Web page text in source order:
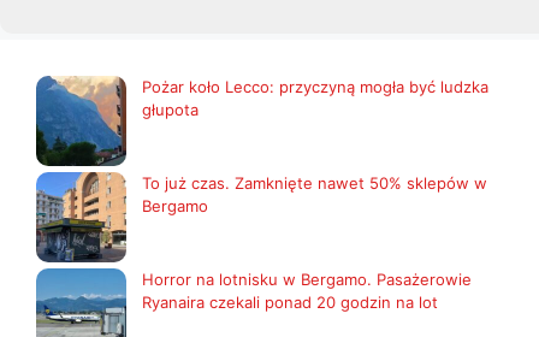
Pożar koło Lecco: przyczyną mogła być ludzka
głupota
To już czas. Zamknięte nawet 50% sklepów w
Bergamo
Horror na lotnisku w Bergamo. Pasażerowie
Ryanaira czekali ponad 20 godzin na lot